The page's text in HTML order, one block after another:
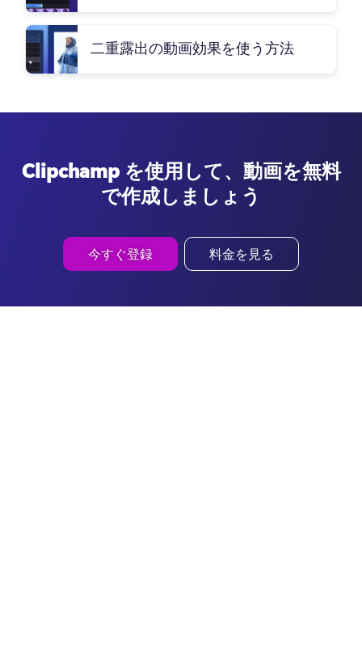
二重露出の動画効果を使う方法
Clipchamp を使用して、動画を無料
で作成しましょう
今すぐ登録 料金を見る